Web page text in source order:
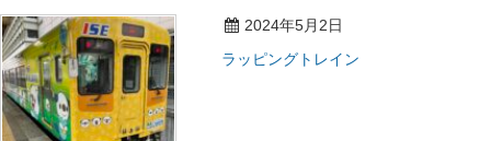
2024年5月2日
ラッピングトレイン